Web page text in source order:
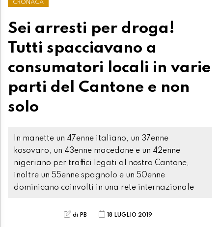
CRONACA
Sei arresti per droga!
Tutti spacciavano a
consumatori locali in varie
parti del Cantone e non
solo
In manette un 47enne italiano, un 37enne
kosovaro, un 43enne macedone e un 42enne
nigeriano per traffici legati al nostro Cantone,
inoltre un 55enne spagnolo e un 50enne
dominicano coinvolti in una rete internazionale
di PB 18 LUGLIO 2019